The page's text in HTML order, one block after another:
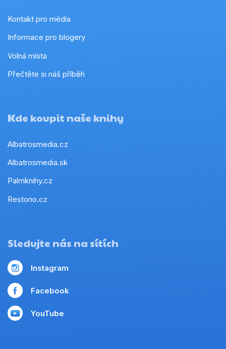
Kontakt pro média
Informace pro blogery
Volná místa
Přečtěte si náš příběh
Kde koupit naše knihy
Albatrosmedia.cz
Albatrosmedia.sk
Palmknihy.cz
Restorio.cz
Sledujte nás na sítích
Instagram
Facebook
YouTube